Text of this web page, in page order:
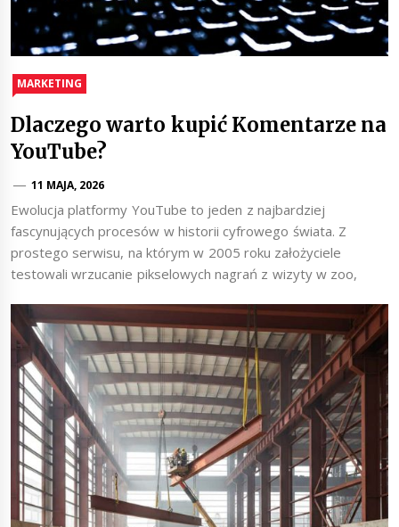
MARKETING
Dlaczego warto kupić Komentarze na
YouTube?
11 MAJA, 2026
Ewolucja platformy YouTube to jeden z najbardziej
fascynujących procesów w historii cyfrowego świata. Z
prostego serwisu, na którym w 2005 roku założyciele
testowali wrzucanie pikselowych nagrań z wizyty w zoo,